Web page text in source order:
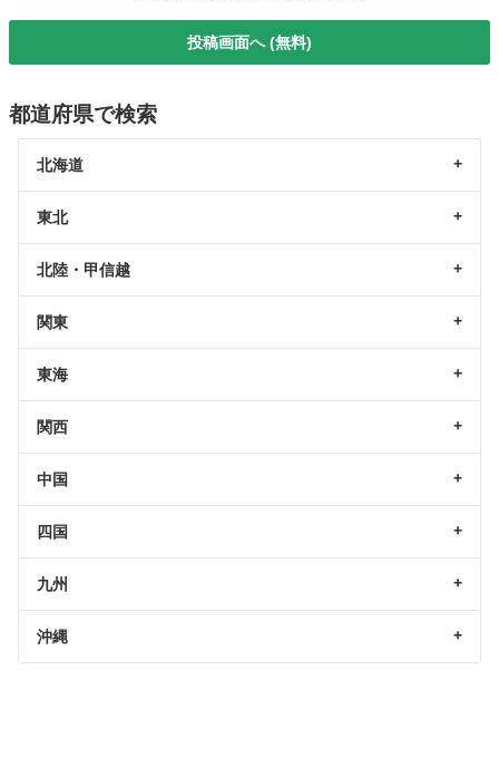
投稿画面へ (無料)
都道府県で検索
北海道
東北
北陸・甲信越
関東
東海
関西
中国
四国
九州
沖縄